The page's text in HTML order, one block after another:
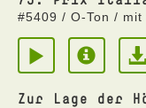
#5409 / O-Ton /
Zur Lage der